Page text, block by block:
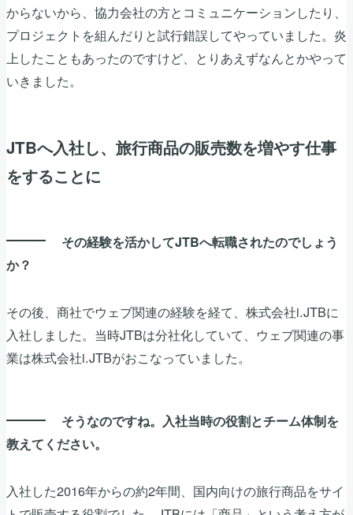
からないから、協力会社の方とコミュニケーションしたり、
プロジェクトを組んだりと試行錯誤してやっていました。炎
上したこともあったのですけど、とりあえずなんとかやって
いきました。
JTBへ入社し、旅行商品の販売数を増やす仕事
をすることに
その経験を活かしてJTBへ転職されたのでしょう
か？
その後、商社でウェブ関連の経験を経て、株式会社i.JTBに
入社しました。当時JTBは分社化していて、ウェブ関連の事
業は株式会社i.JTBがおこなっていました。
そうなのですね。入社当時の役割とチーム体制を
教えてください。
入社した2016年からの約2年間、国内向けの旅行商品をサイ